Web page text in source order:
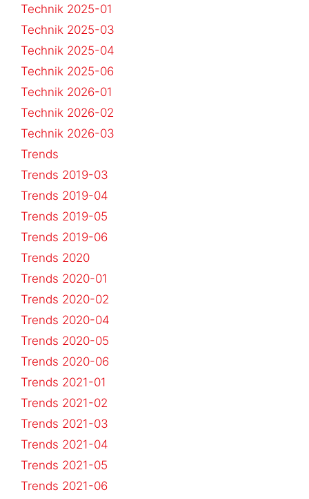
Technik 2025-01
Technik 2025-03
Technik 2025-04
Technik 2025-06
Technik 2026-01
Technik 2026-02
Technik 2026-03
Trends
Trends 2019-03
Trends 2019-04
Trends 2019-05
Trends 2019-06
Trends 2020
Trends 2020-01
Trends 2020-02
Trends 2020-04
Trends 2020-05
Trends 2020-06
Trends 2021-01
Trends 2021-02
Trends 2021-03
Trends 2021-04
Trends 2021-05
Trends 2021-06